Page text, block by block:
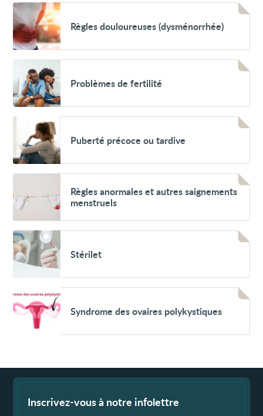
Voir
Règles
douloureuses
(dysménorrhée)
Règles douloureuses (dysménorrhée)
Problèmes
de
fertilité
Problèmes de fertilité
Puberté
précoce
ou
tardive
Puberté précoce ou tardive
anormales
et
menstruels
Règles anormales et autres saignements
menstruels
Voir
Stérilet
Stérilet
Voir
Syndrome
des
ovaires
polykystiques
Syndrome des ovaires polykystiques
Inscrivez-vous à notre infolettre